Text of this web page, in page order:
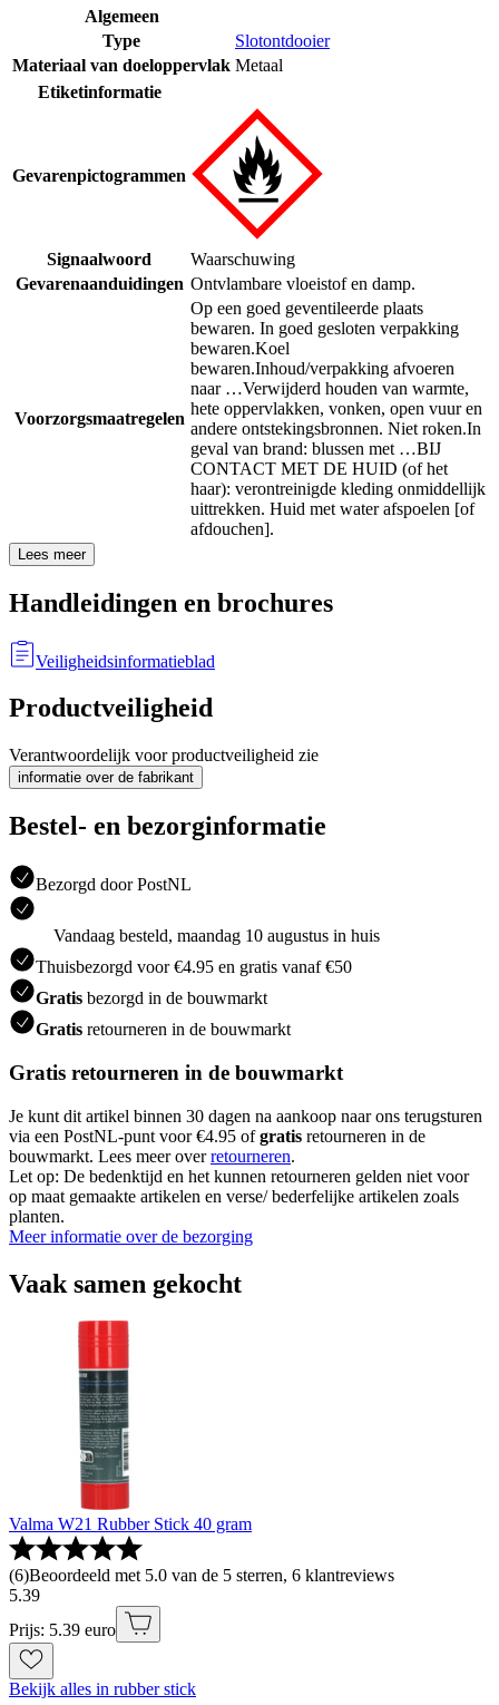
Algemeen
Type
Slotontdooier
Materiaal van doeloppervlak Metaal
Etiketinformatie
Gevarenpictogrammen
Signaalwoord
Waarschuwing
Gevarenaanduidingen Ontvlambare vloeistof en damp.
Voorzorgsmaatregelen
Op een goed geventileerde plaats
bewaren. In goed gesloten verpakking
bewaren.Koel
bewaren.Inhoud/verpakking afvoeren
naar …Verwijderd houden van warmte,
hete oppervlakken, vonken, open vuur en
andere ontstekingsbronnen. Niet roken.In
geval van brand: blussen met …BIJ
CONTACT MET DE HUID (of het
haar): verontreinigde kleding onmiddellijk
uittrekken. Huid met water afspoelen [of
afdouchen].
Lees meer
Handleidingen en brochures
Veiligheidsinformatieblad
Productveiligheid
Verantwoordelijk voor productveiligheid zie
informatie over de fabrikant
Bestel- en bezorginformatie
Bezorgd door PostNL
Vandaag besteld, maandag 10 augustus in huis
Thuisbezorgd voor €4.95 en gratis vanaf €50
Gratis bezorgd in de bouwmarkt
Gratis retourneren in de bouwmarkt
Gratis retourneren in de bouwmarkt
Je kunt dit artikel binnen 30 dagen na aankoop naar ons terugsturen
via een PostNL-punt voor €4.95 ofgratis retourneren in de
bouwmarkt. Lees meer overretourneren.
Let op: De bedenktijd en het kunnen retourneren gelden niet voor
op maat gemaakte artikelen en verse/ bederfelijke artikelen zoals
planten.
Meer informatie over de bezorging
Vaak samen gekocht
Valma W21 Rubber Stick 40 gram
(6)Beoordeeld met 5.0 van de 5 sterren, 6 klantreviews
5.39
Prijs: 5.39 euro
Bekijk alles in rubber stick